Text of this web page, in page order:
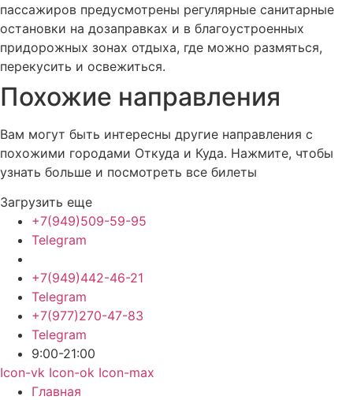
пассажиров предусмотрены регулярные санитарные
остановки на дозаправках и в благоустроенных
придорожных зонах отдыха, где можно размяться,
перекусить и освежиться.
Похожие направления
Вам могут быть интересны другие направления с
похожими городами Откуда и Куда. Нажмите, чтобы
узнать больше и посмотреть все билеты
Загрузить еще
+7(949)509-59-95
Telegram
+7(949)442-46-21
Telegram
+7(977)270-47-83
Telegram
9:00-21:00
Icon-vk Icon-ok Icon-max
Главная